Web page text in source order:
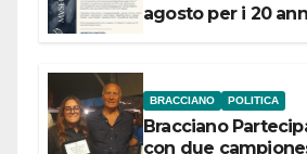
agosto per i 20
BRACCIANO POLITICA
Bracciano
con due